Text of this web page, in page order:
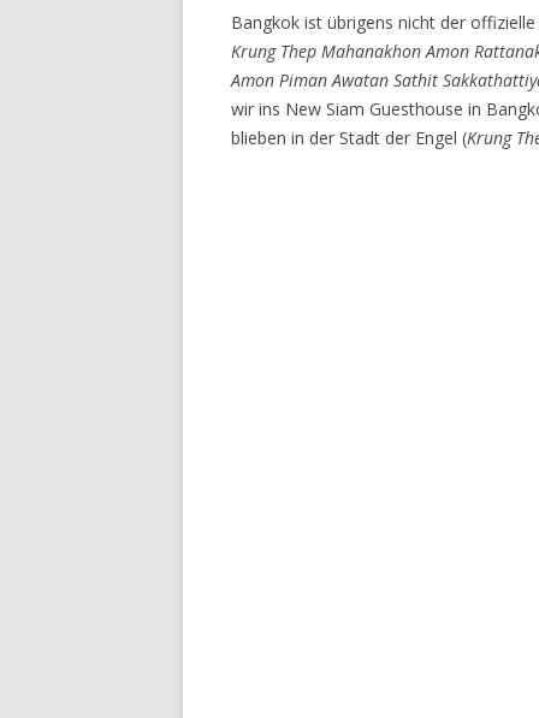
Bangkok ist übrigens nicht der
Krung Thep Mahanakhon Amon
Amon Piman Awatan Sathit
wir ins New Siam Guesthouse in
blieben in der Stadt der Engel (Krung